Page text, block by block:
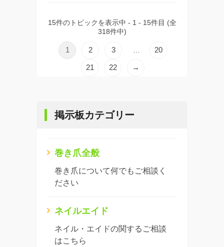
15件のトピックを表示中 - 1 - 15件目 (全
318件中)
1 2 3 20
21 22 →
掲示板カテゴリー
巻き爪全般
巻き爪について何でもご相談く
ださい
ネイルエイド
ネイル・エイドの関するご相談
はこちら